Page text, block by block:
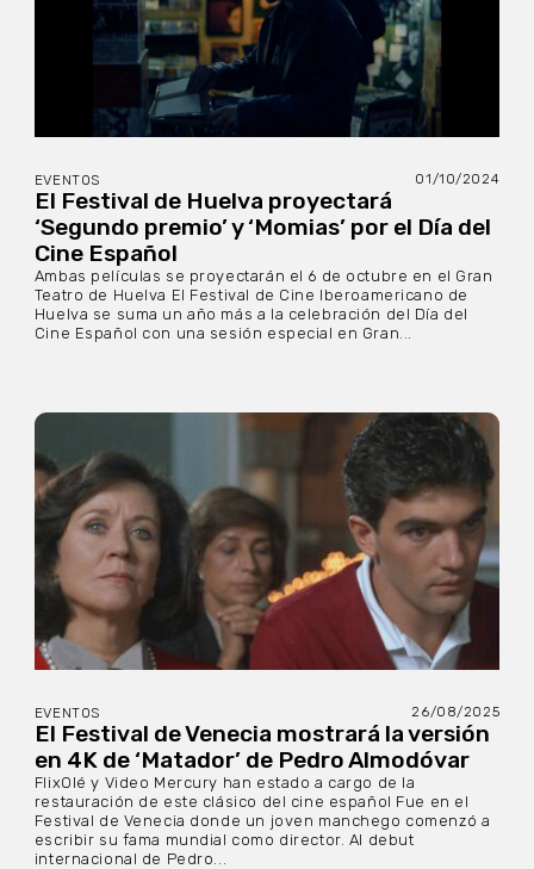
EVENTOS 01/10/2024
El Festival de Huelva proyectará
‘Segundo premio’ y ‘Momias’ por el Día del
Cine Español
Ambas películas se proyectarán el 6 de octubre en el Gran
Teatro de Huelva El Festival de Cine Iberoamericano de
Huelva se suma un año más a la celebración del Día del
Cine Español con una sesión especial en Gran...
EVENTOS 26/08/2025
El Festival de Venecia mostrará la versión
en 4K de ‘Matador’ de Pedro Almodóvar
FlixOlé y Video Mercury han estado a cargo de la
restauración de este clásico del cine español Fue en el
Festival de Venecia donde un joven manchego comenzó a
escribir su fama mundial como director. Al debut
internacional de Pedro...